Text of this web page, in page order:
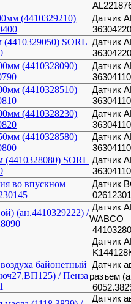
Датчик
Датчик
Датчик
Датчик
Датчик
Датчик
Датчик
Датчик
Датчик
WABСO
Датчик
Датчик
разъем
Датчик